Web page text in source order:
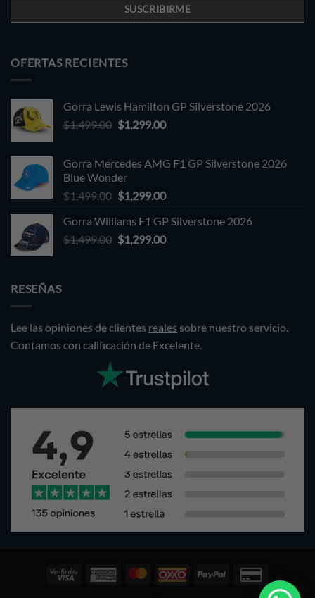
OFERTAS RECIENTES
Gorra Lewis Hamilton GP Silverstone 2026
$1,499.00 Original
$1,499.00.
$1,299.00Current
$1,299.00.
Gorra Mercedes AMG F1 GP Silverstone 2026
Blue Wonder
$1,499.00 Original
was:
$1,499.00.
$1,299.00Current
is:
$1,299.00.
Gorra Williams F1 GP Silverstone 2026
$1,499.00 Original
$1,299.00Current
RESEÑAS
Lee las opiniones de clientes reales sobre nuestro servicio.
Contamos con calificación de Excelente.
Visa
AmericanPagos
Oxxo PayPal
Card